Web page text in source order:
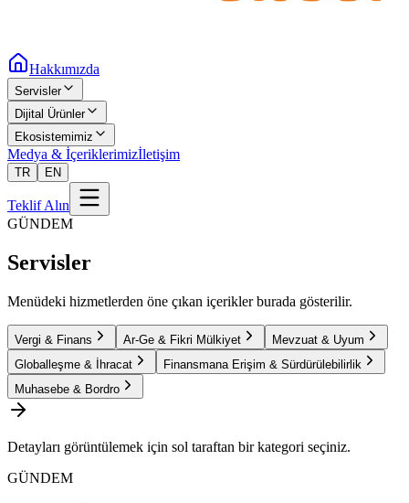
Hakkımızda
Servisler
Dijital Ürünler
Ekosistemimiz
Medya & İçeriklerimizİletişim
TR EN
Teklif Alın
GÜNDEM
Servisler
Menüdeki hizmetlerden öne çıkan içerikler burada gösterilir.
Vergi & Finans Ar-Ge & Fikri Mülkiyet
Mevzuat & Uyum
Globalleşme & İhracat
Finansmana Erişim & Sürdürülebilirlik
Muhasebe & Bordro
Detayları görüntülemek için sol taraftan bir kategori seçiniz.
GÜNDEM